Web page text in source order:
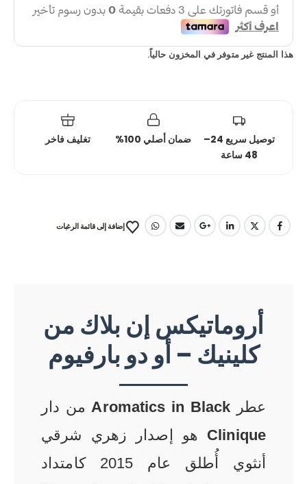
هذا المنتج غير متوفر في المخزون حالياً.
توصيل سريع 24–
48 ساعة
ضمان أصلي 100% تغليف فاخر
إضافة إلى قائمة الرغبات
أروماتيكس إن بلاك من
كلينيك – أو دو بارفيوم
عطر Aromatics in Blackمن دار
Clinique هو إصدار زهري شرقي
أنثوي أُطلق عام 2015 كامتداد